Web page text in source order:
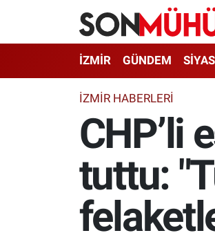
İZMİR GÜNDEM
İZMIR HABERLERI
CHP’li
tuttu:
İzmir Nöbetçi Eczaneler
İzmir Hava Durumu
İzmir Namaz Vakitleri
İzmir Trafik Yoğunluk Haritası
Süper Lig Puan Durumu ve
Tüm Manşetler